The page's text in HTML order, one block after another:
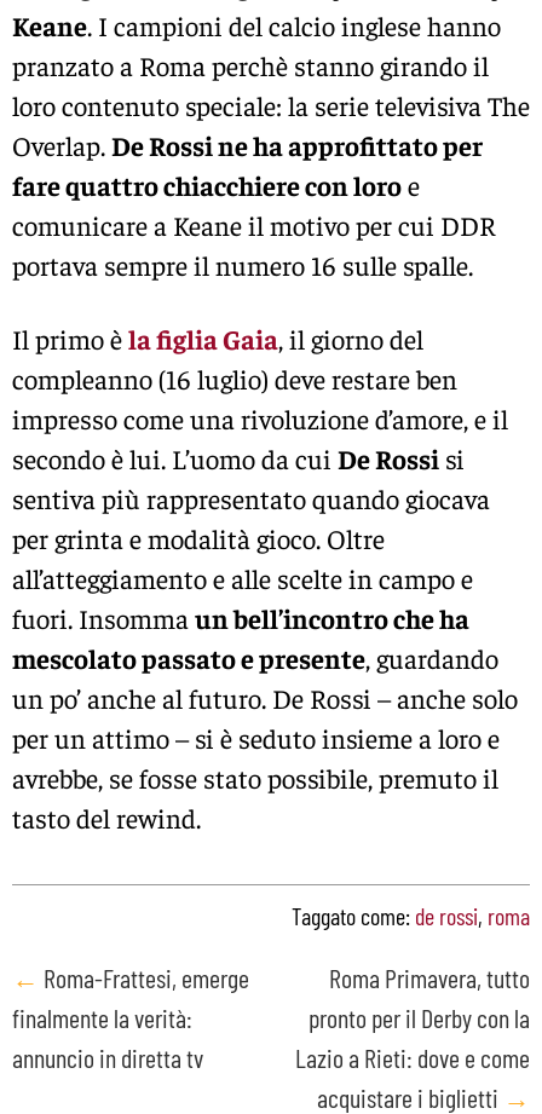
Keane. I campioni del calcio inglese hanno
pranzato a Roma perchè stanno girando il
loro contenuto speciale: la serie televisiva The
Overlap.De Rossi ne ha approfittato per
fare quattro chiacchiere con loroe
comunicare a Keane il motivo per cui DDR
portava sempre il numero 16 sulle spalle.
Il primo èla figlia Gaia, il giorno del
compleanno (16 luglio) deve restare ben
impresso come una rivoluzione d’amore, e il
secondo è lui. L’uomo da cui De Rossi si
sentiva più rappresentato quando giocava
per grinta e modalità gioco. Oltre
all’atteggiamento e alle scelte in campo e
fuori. Insomma un bell’incontro che ha
mescolato passato e presente, guardando
un po’ anche al futuro. De Rossi – anche solo
per un attimo – si è seduto insieme a loro e
avrebbe, se fosse stato possibile, premuto il
tasto del rewind.
Taggato come: de rossi, roma
Post
navigation
← Roma-Frattesi, emerge
finalmente la verità:
annuncio in diretta tv
Roma Primavera, tutto
pronto per il Derby con la
Lazio a Rieti: dove e come
acquistare i biglietti →